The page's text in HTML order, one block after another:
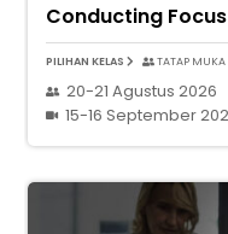
Conducting
PILIHAN KELAS TATAP MUKA
20-21 Agustus 2026
15-16 September